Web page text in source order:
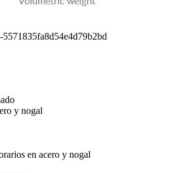
y nogal
en acero y nogal